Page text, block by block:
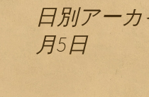
日別アーカ
月5日